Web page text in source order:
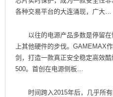
各种交易平台的大连涌现，广大…
以往的电源产品多数是停留在
上其他硬件的步伐。GAMEMAX
剑，打造一款真正安全稳定高效
500。首创在电源侧板…
时间跨入2015年后，几乎所有